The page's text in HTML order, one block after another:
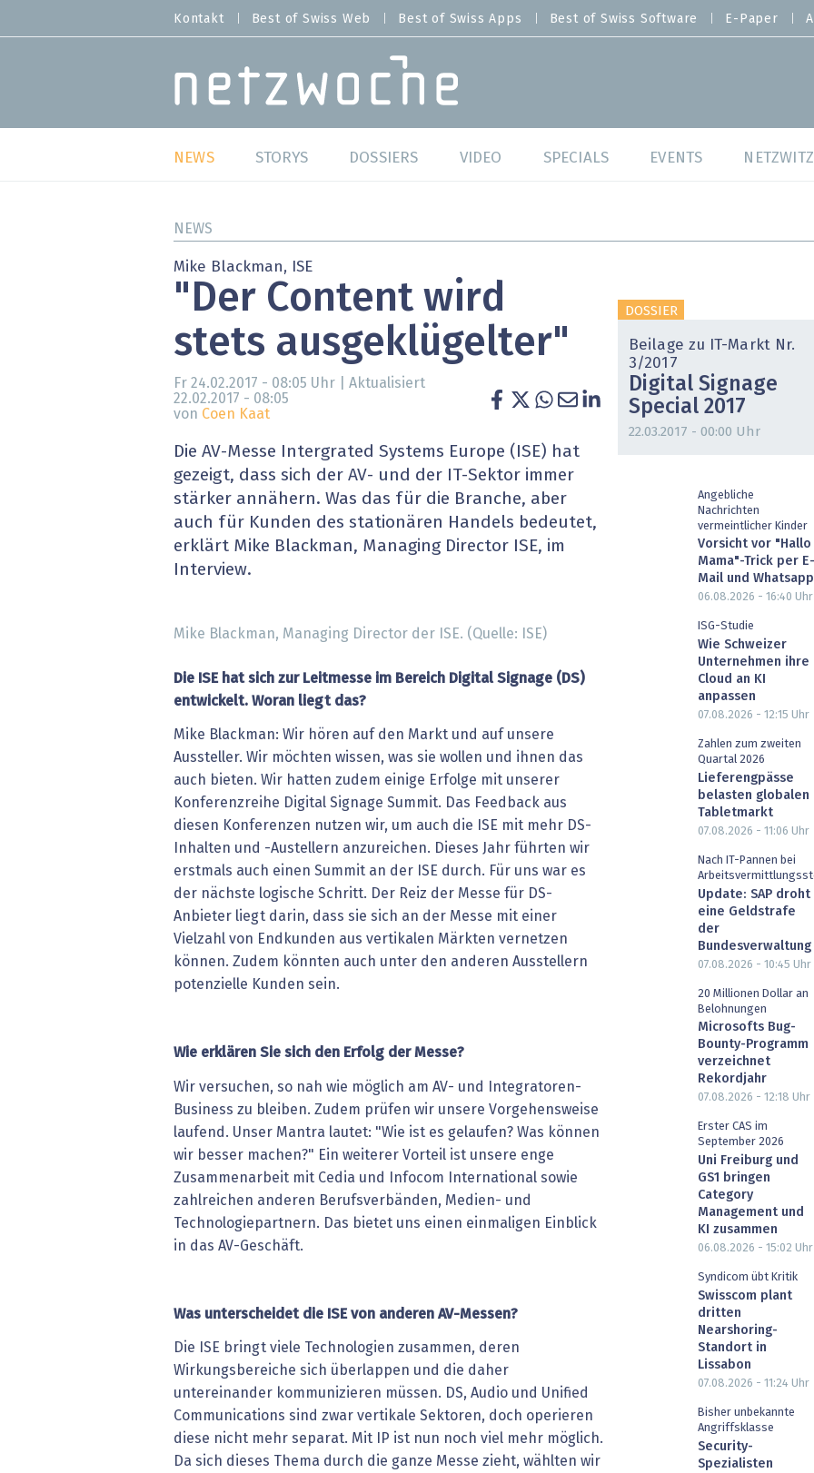
zum
MENU
Kontakt Best of Swiss Web Best of Swiss Apps Best of Swiss Software E-Paper
MAIN NAVIGATION
NEWS
Studien
Meinungen
Hands-on
STORYS DOSSIERS
Best of Swiss Software
SAP S/4 Hana
Arbeitswelten
Blockchain
EU-DSGVO
XaaS, Managed Services & Co.
» alle Dossiers
VIDEO SPECIALS
Cybersecurity
IT for Gov
Cloud & Managed Services
IT for Health
Artificial Intelligence
Finance 2030
Fintech & Insurtech
Professional AV & Digital Signage
EVENTS
Best of Swiss
NEWS
Mike Blackman, ISE
"Der Content wird
stets ausgeklügelter"
Fr 24.02.2017 - 08:05 Uhr | Aktualisiert
22.02.2017 - 08:05
von Coen Kaat
Die AV-Messe Intergrated Systems Europe (ISE) hat
gezeigt, dass sich der AV- und der IT-Sektor immer
stärker annähern. Was das für die Branche, aber
auch für Kunden des stationären Handels bedeutet,
erklärt Mike Blackman, Managing Director ISE, im
Interview.
Mike Blackman, Managing Director der ISE. (Quelle: ISE)
Die ISE hat sich zur Leitmesse im Bereich Digital Signage (DS)
entwickelt. Woran liegt das?
Mike Blackman: Wir hören auf den Markt und auf unsere
Aussteller. Wir möchten wissen, was sie wollen und ihnen das
auch bieten. Wir hatten zudem einige Erfolge mit unserer
Konferenzreihe Digital Signage Summit. Das Feedback aus
diesen Konferenzen nutzen wir, um auch die ISE mit mehr DS-
Inhalten und -Austellern anzureichen. Dieses Jahr führten wir
erstmals auch einen Summit an der ISE durch. Für uns war es
der nächste logische Schritt. Der Reiz der Messe für DS-
Anbieter liegt darin, dass sie sich an der Messe mit einer
Vielzahl von Endkunden aus vertikalen Märkten vernetzen
können. Zudem könnten auch unter den anderen Ausstellern
potenzielle Kunden sein.
Wie erklären Sie sich den Erfolg der Messe?
Wir versuchen, so nah wie möglich am AV- und Integratoren-
Business zu bleiben. Zudem prüfen wir unsere Vorgehensweise
laufend. Unser Mantra lautet: "Wie ist es gelaufen? Was können
wir besser machen?" Ein weiterer Vorteil ist unsere enge
Zusammenarbeit mit Cedia und Infocom International sowie
zahlreichen anderen Berufsverbänden, Medien- und
Technologiepartnern. Das bietet uns einen einmaligen Einblick
in das AV-Geschäft.
Was unterscheidet die ISE von anderen AV-Messen?
Die ISE bringt viele Technologien zusammen, deren
Wirkungsbereiche sich überlappen und die daher
untereinander kommunizieren müssen. DS, Audio und Unified
Communications sind zwar vertikale Sektoren, doch operieren
diese nicht mehr separat. Mit IP ist nun noch viel mehr möglich.
Da sich dieses Thema durch die ganze Messe zieht, wählten wir
DOSSIER
Beilage zu IT-Markt Nr.
3/2017
Digital Signage
Special 2017
22.03.2017 - 00:00 Uhr
Angebliche
Nachrichten
vermeintlicher Kinder
Vorsicht vor "Hallo
Mama"-Trick per E-
Mail und Whatsapp
06.08.2026 - 16:40 Uhr
ISG-Studie
Wie Schweizer
Unternehmen ihre
Cloud an KI
anpassen
07.08.2026 - 12:15 Uhr
Zahlen zum zweiten
Quartal 2026
Lieferengpässe
belasten globalen
Tabletmarkt
07.08.2026 - 11:06 Uhr
Nach IT-Pannen bei
Update: SAP droht
eine Geldstrafe
der
Bundesverwaltung
07.08.2026 - 10:45 Uhr
20 Millionen Dollar an
Belohnungen
Microsofts Bug-
Bounty-Programm
verzeichnet
Rekordjahr
07.08.2026 - 12:18 Uhr
Erster CAS im
September 2026
Uni Freiburg und
GS1 bringen
Category
Management und
KI zusammen
06.08.2026 - 15:02 Uhr
Syndicom übt Kritik
Swisscom plant
dritten
Nearshoring-
Standort in
Lissabon
07.08.2026 - 11:24 Uhr
Bisher unbekannte
Angriffsklasse
Security-
Spezialisten